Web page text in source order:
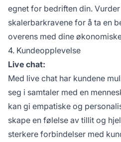
egnet for bedriften din.
skalerbarkravene for å ta en
overens med dine
4. Kundeopplevelse
Live chat:
Med live chat har kundene
seg i samtaler med en
kan gi empatiske og
skape en følelse av tillit og
sterkere forbindelser med